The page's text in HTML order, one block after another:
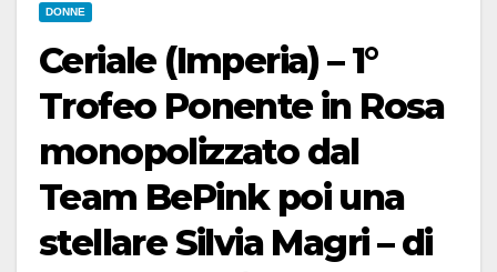
DONNE
Ceriale (Imperia) – 1°
Trofeo Ponente in Rosa
monopolizzato dal
Team BePink poi una
stellare Silvia Magri – di